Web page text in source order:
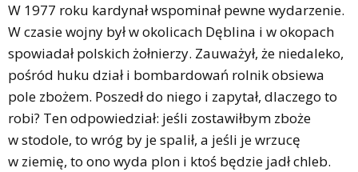
W 1977 roku kardynał wspominał pewne wydarzenie.
W czasie wojny był w okolicach Dęblina i w okopach
spowiadał polskich żołnierzy. Zauważył, że niedaleko,
pośród huku dział i bombardowań rolnik obsiewa
pole zbożem. Poszedł do niego i zapytał, dlaczego to
robi? Ten odpowiedział: jeśli zostawiłbym zboże
w stodole, to wróg by je spalił, a jeśli je wrzucę
w ziemię, to ono wyda plon i ktoś będzie jadł chleb.